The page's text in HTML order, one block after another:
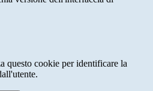
questo cookie per identificare la